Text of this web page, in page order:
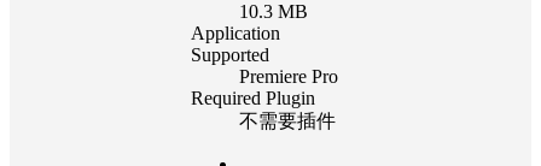
10.3 MB
Application
Supported
Premiere Pro
Required Plugin
不需要插件